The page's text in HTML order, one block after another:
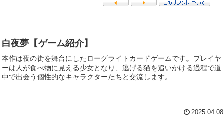
白夜夢【ゲーム紹介】
本作は夜の街を舞台にしたローグライトカードゲームです。​プレイヤ
ーは人が食べ物に見える少女となり、逃げる猫を追いかける過程で道
中で出会う個性的なキャラクターたちと交流します。
2025.04.08